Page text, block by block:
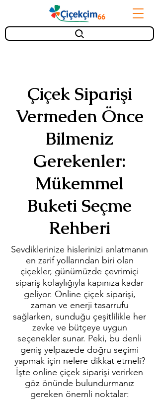
Çiçek Siparişi
Vermeden Önce
Bilmeniz
Gerekenler:
Mükemmel
Buketi Seçme
Rehberi
Sevdiklerinize hislerinizi anlatmanın
en zarif yollarından biri olan
çiçekler, günümüzde çevrimiçi
sipariş kolaylığıyla kapınıza kadar
geliyor. Online çiçek siparişi,
zaman ve enerji tasarrufu
sağlarken, sunduğu çeşitlilikle her
zevke ve bütçeye uygun
seçenekler sunar. Peki, bu denli
geniş yelpazede doğru seçimi
yapmak için nelere dikkat etmeli?
İşte online çiçek siparişi verirken
göz önünde bulundurmanız
gereken önemli noktalar: